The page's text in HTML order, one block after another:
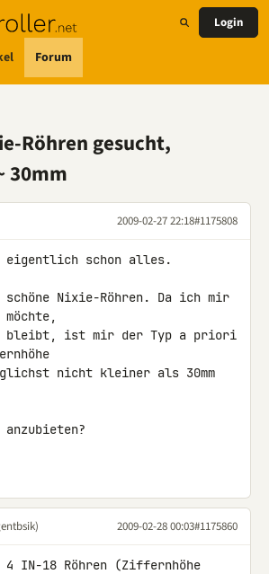
Forum
Login
Röhren gesucht,
30mm
2009-02-27 22:18#1175808
schon alles.
Nixie-Röhren. Da ich mir
bleibt, ist mir der Typ a priori
nicht kleiner als 30mm
2009-02-28 00:03#1175860
IN-18 Röhren (Ziffernhöhe